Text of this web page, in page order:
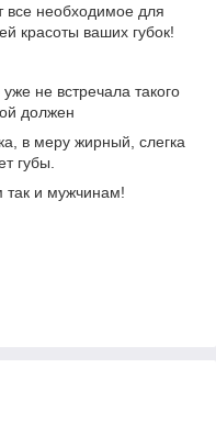
все необходимое для
красоты ваших губок!
не встречала такого
должен
в меру жирный, слегка
губы.
так и мужчинам!